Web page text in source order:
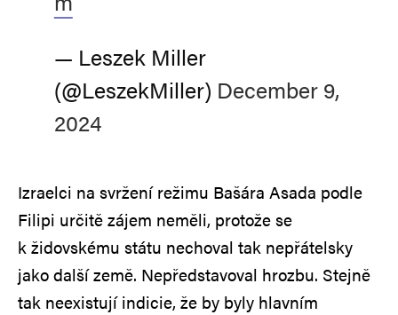
— Leszek Miller
(@LeszekMiller) December 9,
2024
Izraelci na svržení režimu Bašára Asada podle
Filipi určitě zájem neměli, protože se
k židovskému státu nechoval tak nepřátelsky
jako další země. Nepředstavoval hrozbu. Stejně
tak neexistují indicie, že by byly hlavním